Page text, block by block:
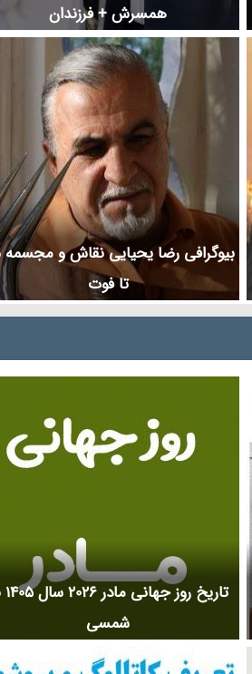
همسرش + فرزندان
بیوگرافی رضا یحیایی نقاش و مجسمه
تا فوت
شمسی